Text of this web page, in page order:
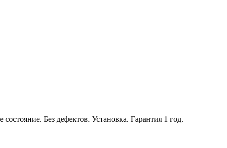
Без дефектов. Установка. Гарантия 1 год.